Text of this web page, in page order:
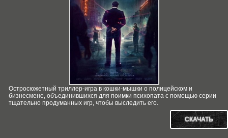
Остросюжетный триллер-игра в кошки-мышки о полицейском и
бизнесмене, объединившихся для поимки психопата с помощью серии
тщательно продуманных игр, чтобы выследить его.
СКАЧАТЬ